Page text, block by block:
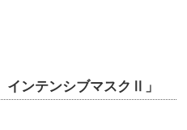
ンテンシブマスクⅡ」